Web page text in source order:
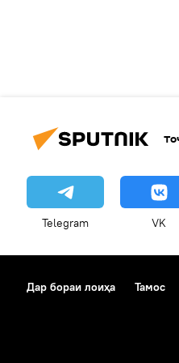
Telegram VK
Дар бораи лоиҳа Тамос